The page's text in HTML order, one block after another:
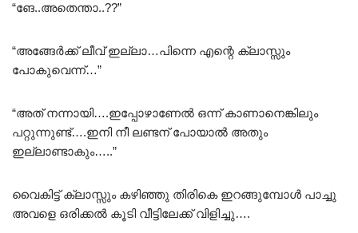
“ങേ..അതെന്താ..??”
“അങ്ങേർക്ക് ലീവ് ഇല്ലാ…പിന്നെ എന്റെ ക്ലാസ്സും
പോകുവെന്ന്…”
“അത് നന്നായി….ഇപ്പോഴാണേൽ ഒന്ന് കാണാനെങ്കിലും
പറ്റുന്നുണ്ട്….ഇനി നീ ലണ്ടന് പോയാൽ അതും
ഇല്ലാണ്ടാകും…..”
വൈകിട്ട് ക്ലാസ്സും കഴിഞ്ഞു തിരികെ ഇറങ്ങുമ്പോൾ പാച്ചു
അവളെ ഒരിക്കൽ കൂടി വീട്ടിലേക്ക് വിളിച്ചു….